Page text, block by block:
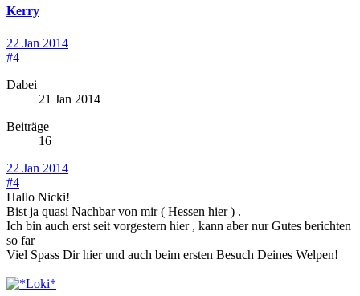
Kerry
22 Jan 2014
#4
Dabei
21 Jan 2014
Beiträge
16
22 Jan 2014
#4
Hallo Nicki!
Bist ja quasi Nachbar von mir ( Hessen hier ) .
Ich bin auch erst seit vorgestern hier , kann aber nur Gutes berichten
so far
Viel Spass Dir hier und auch beim ersten Besuch Deines Welpen!